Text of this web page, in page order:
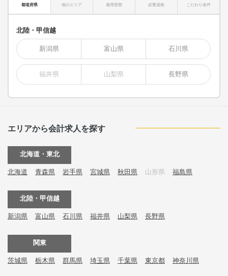
都道府県 他のエリア 雇用形態 必要資格 こだわり条件
北陸・甲信越
新潟県 富山県 石川県
福井県 山梨県 長野県
エリアから会計求人を探す
北海道・東北
北海道 青森県 岩手県 宮城県 秋田県 山形県 福島県
北陸・甲信越
新潟県 富山県 石川県 福井県 山梨県 長野県
関東
茨城県 栃木県 群馬県 埼玉県 千葉県 東京都 神奈川県